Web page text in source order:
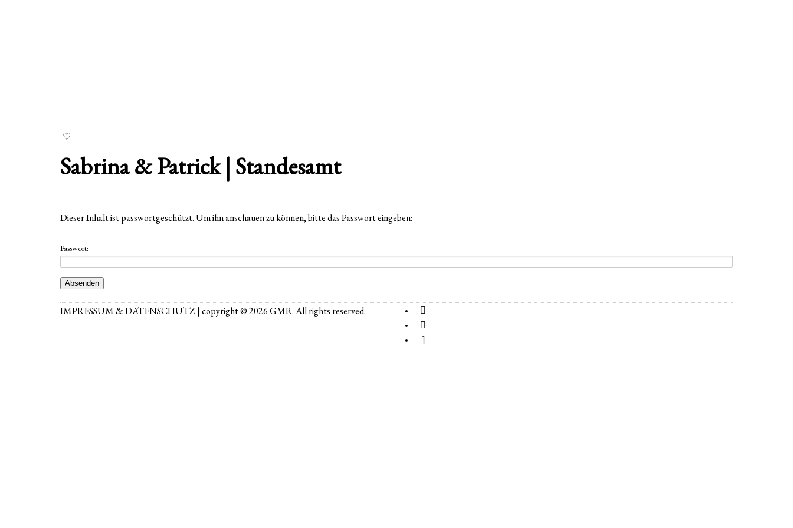
Sabrina & Patrick | Standesamt
Dieser Inhalt ist passwortgeschützt. Um ihn anschauen zu können, bitte das Passwort eingeben:
Passwort:
IMPRESSUM&DATENSCHUTZ| copyright © 2026 GMR. All rights reserved.